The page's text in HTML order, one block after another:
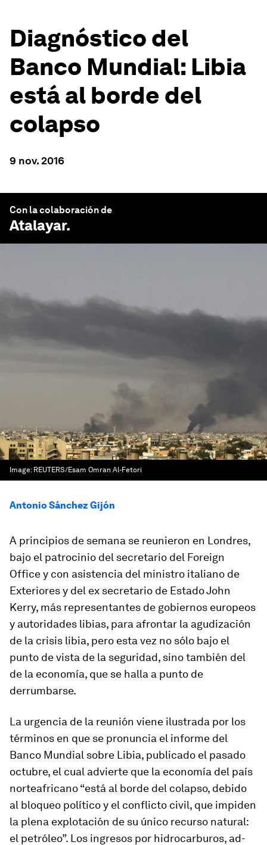
Diagnóstico del
Banco Mundial: Libia
está al borde del
colapso
9 nov. 2016
Con la colaboración de
Atalayar.
Image: REUTERS/Esam Omran Al-Fetori
Antonio Sánchez Gijón
A principios de semana se reunieron en Londres,
bajo el patrocinio del secretario del Foreign
Office y con asistencia del ministro italiano de
Exteriores y del ex secretario de Estado John
Kerry, más representantes de gobiernos europeos
y autoridades libias, para afrontar la agudización
de la crisis libia, pero esta vez no sólo bajo el
punto de vista de la seguridad, sino también del
de la economía, que se halla a punto de
derrumbarse.
La ur­gencia de la reunión viene ilus­trada por los
tér­minos en que se pro­nuncia el in­forme del
Banco Mundial sobre Libia, pu­bli­cado el pa­sado
oc­tu­bre, el cual ad­vierte que la eco­nomía del país
nor­te­afri­cano “está al borde del co­lapso, de­bido
al blo­queo po­lí­tico y el con­flicto ci­vil, que im­piden
la plena ex­plo­ta­ción de su único re­curso na­tu­ral:
el pe­tró­leo”. Los in­gresos por hi­dro­car­bu­ros, ad­